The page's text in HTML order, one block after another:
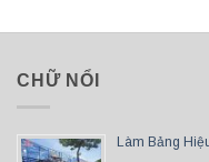
CHỮ NỔI
Làm Bảng